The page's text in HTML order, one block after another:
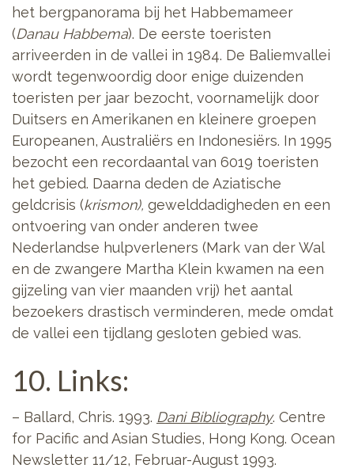
het bergpanorama bij het Habbemameer
(Danau Habbema). De eerste toeristen
arriveerden in de vallei in 1984. De Baliemvallei
wordt tegenwoordig door enige duizenden
toeristen per jaar bezocht, voornamelijk door
Duitsers en Amerikanen en kleinere groepen
Europeanen, Australiërs en Indonesiërs. In 1995
bezocht een recordaantal van 6019 toeristen
het gebied. Daarna deden de Aziatische
geldcrisis (krismon), gewelddadigheden en een
ontvoering van onder anderen twee
Nederlandse hulpverleners (Mark van der Wal
en de zwangere Martha Klein kwamen na een
gijzeling van vier maanden vrij) het aantal
bezoekers drastisch verminderen, mede omdat
de vallei een tijdlang gesloten gebied was.
10. Links:
– Ballard, Chris. 1993. Dani Bibliography. Centre
for Pacific and Asian Studies, Hong Kong. Ocean
Newsletter 11/12, Februar-August 1993.